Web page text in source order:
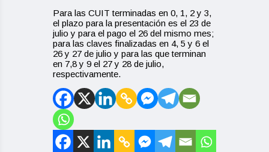
Para las CUIT terminadas en 0, 1, 2 y 3,
el plazo para la presentación es el 23 de
julio y para el pago el 26 del mismo mes;
para las claves finalizadas en 4, 5 y 6 el
26 y 27 de julio y para las que terminan
en 7,8 y 9 el 27 y 28 de julio,
respectivamente.